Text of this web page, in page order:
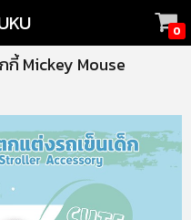
0
กี้ Mickey Mouse